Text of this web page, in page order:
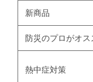
新商品
防災のプロがオス
熱中症対策